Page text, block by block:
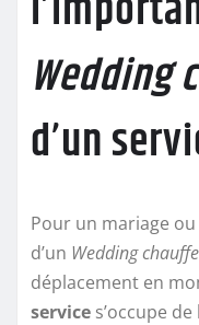
Wedding
d’un
Pour un mariage
d’un Wedding
déplacement en
service s’occupe